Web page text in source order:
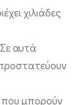
χιλιάδες
αυτά
που μπορούν